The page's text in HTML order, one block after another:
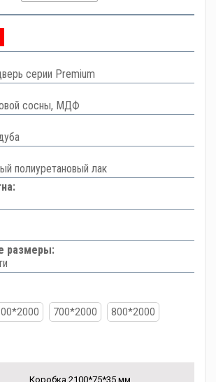
серии Premium
сосны, МДФ
полиуретановый лак
размеры:
700*2000 800*2000
Коробка 2100*75*35 мм